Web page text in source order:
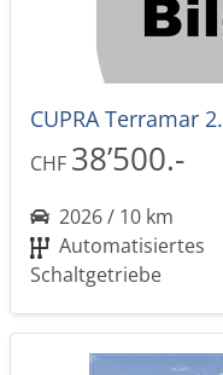
CHF 38’500.-
2026 / 10 km
Automatisiertes
Schaltgetriebe